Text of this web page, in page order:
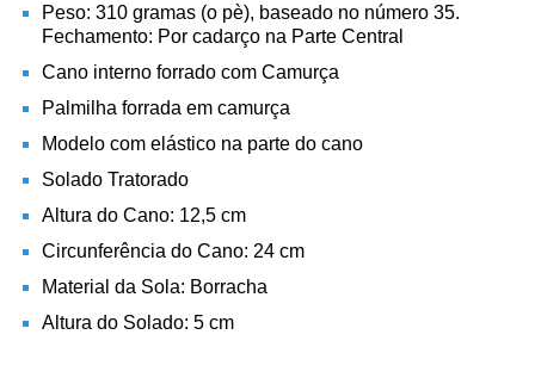
Peso: 310 gramas (o pè), baseado no número 35.
Fechamento: Por cadarço na Parte Central
Cano interno forrado com Camurça
Palmilha forrada em camurça
Modelo com elástico na parte do cano
Solado Tratorado
Altura do Cano: 12,5 cm
Circunferência do Cano: 24 cm
Material da Sola: Borracha
Altura do Solado: 5 cm